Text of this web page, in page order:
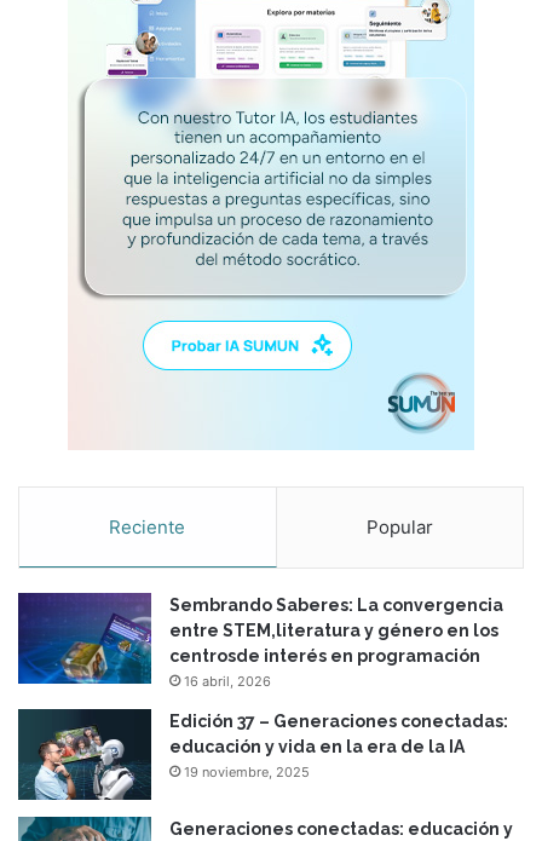
Reciente Popular
Sembrando Saberes: La convergencia
entre STEM,literatura y género en los
centrosde interés en programación
16 abril, 2026
Edición 37 – Generaciones conectadas:
educación y vida en la era de la IA
19 noviembre, 2025
Generaciones conectadas: educación y